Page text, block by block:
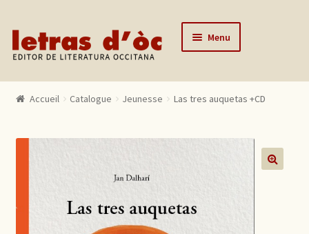
Aller à la navigation
Aller au contenu Menu
Catalogue
Accueil Catalogue Jeunesse Las tres auquetas +CD